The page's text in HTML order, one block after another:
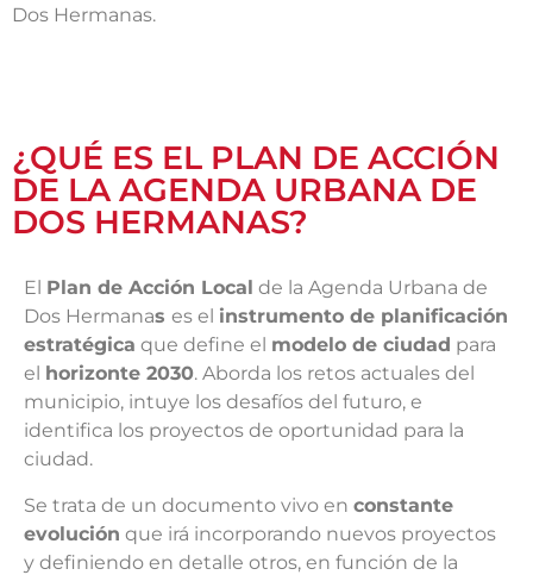
Dos Hermanas.
¿QUÉ ES EL PLAN DE ACCIÓN
DE LA AGENDA URBANA DE
DOS HERMANAS?
El Plan de Acción Local de la Agenda Urbana de
Dos Hermanas es el instrumento de planificación
estratégica que define el modelo de ciudad para
el
horizonte 2030. Aborda los retos actuales del
municipio, intuye los desafíos del futuro, e
identifica los proyectos de oportunidad para la
ciudad.
Se trata de un documento vivo en constante
evolución que irá incorporando nuevos proyectos
y definiendo en detalle otros, en función de la